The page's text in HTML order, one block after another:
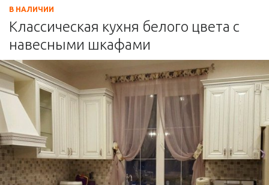
В НАЛИЧИИ
Классическая кухня белого цвета с
навесными шкафами